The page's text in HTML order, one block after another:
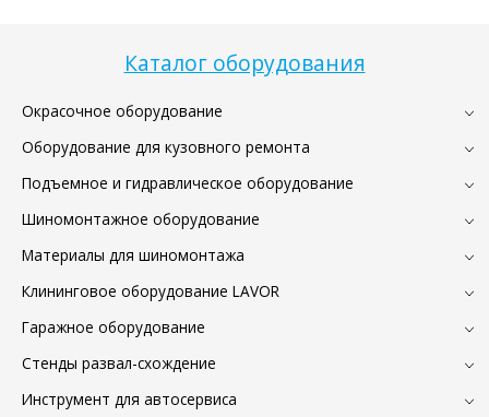
Каталог оборудования
Окрасочное оборудование
Оборудование для кузовного ремонта
Подъемное и гидравлическое оборудование
Шиномонтажное оборудование
Материалы для шиномонтажа
Клининговое оборудование LAVOR
Гаражное оборудование
Стенды развал-схождение
Инструмент для автосервиса